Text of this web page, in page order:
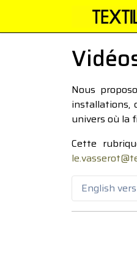
Nous
installations,
univers où la
Cette
English